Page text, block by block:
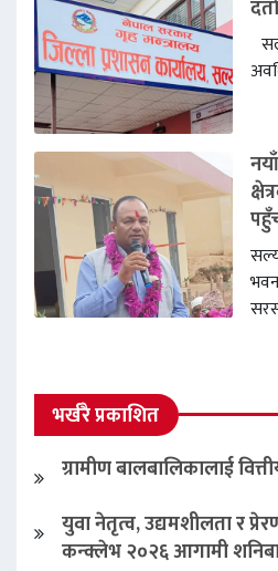
भर्खरै प्रकाशित
ग्रामीण बालबालिकालाई
युवा नेतृत्व, उद्यमशीलता र
कन्क्लेभ २०२६ आगामी